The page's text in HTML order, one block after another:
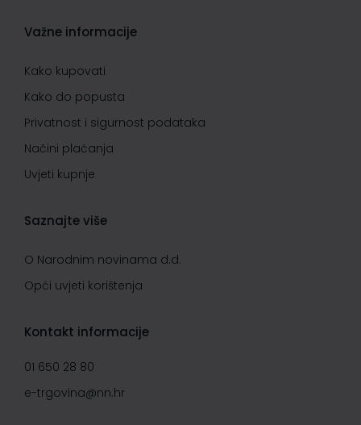
Važne informacije
Kako kupovati
Kako do popusta
Privatnost i sigurnost podataka
Načini plaćanja
Uvjeti kupnje
Saznajte više
O Narodnim novinama d.d.
Opći uvjeti korištenja
Kontakt informacije
01 650 28 80
e-trgovina@nn.hr